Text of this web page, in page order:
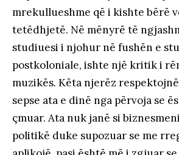
mrekullueshme që i kishte bërë
tetëdhjetë. Në mënyrë të
studiuesi i njohur në fushën e
postkoloniale, ishte një kritik i
muzikës. Këta njerëz
sepse ata e dinë nga përvoja se
çmuar. Ata nuk janë si
politikë duke supozuar se me